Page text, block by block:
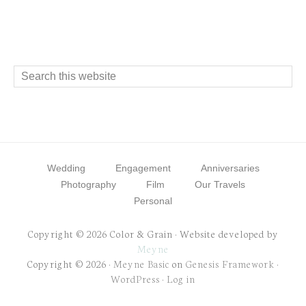
Search
Wedding Engagement
Anniversaries
Photography
Film
Our Travels
Personal
Copyright © 2026 Color & Grain · Website developed by
Meyne
Copyright © 2026 · Meyne Basic on Genesis Framework ·
WordPress · Log in